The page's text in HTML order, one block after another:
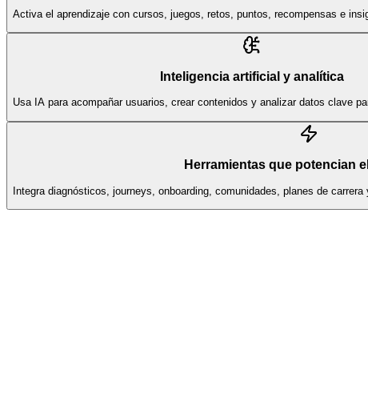
Activa el aprendizaje con cursos, juegos, retos, puntos, recompensas e
Inteligencia artificial y analítica
Usa IA para acompañar usuarios, crear contenidos y analizar datos clave
Herramientas que potencian
Integra diagnósticos, journeys, onboarding, comunidades, planes de